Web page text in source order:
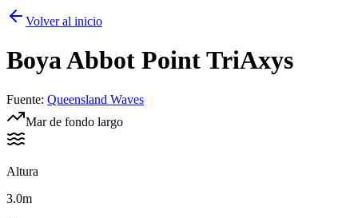
Volver al inicio
BoyaAbbot Point TriAxys
Fuente: Queensland Waves
Mar de fondo largo
Altura
3.0m